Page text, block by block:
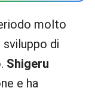
molto
di
Shigeru
e ha